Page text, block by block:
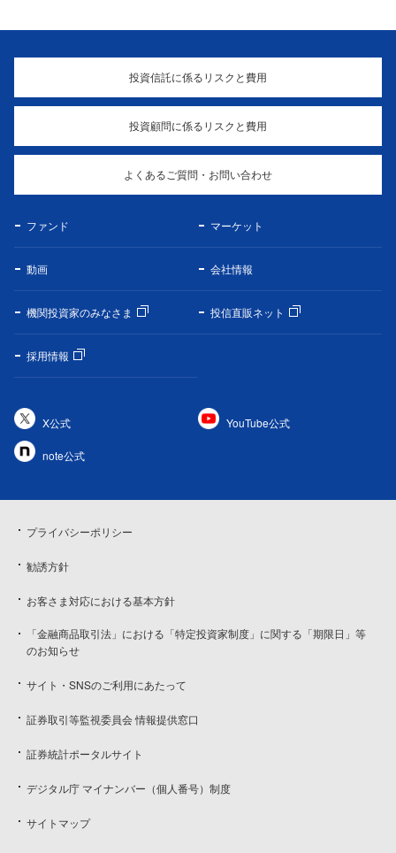
投資信託に係るリスクと費用
投資顧問に係るリスクと費用
よくあるご質問・お問い合わせ
ファンド マーケット
動画 会社情報
機関投資家のみなさま 投信直販ネット
採用情報
X公式 YouTube公式
note公式
プライバシーポリシー
勧誘方針
お客さま対応における基本方針
「金融商品取引法」における「特定投資家制度」に関する「期限日」等
のお知らせ
サイト・SNSのご利用にあたって
証券取引等監視委員会 情報提供窓口
証券統計ポータルサイト
デジタル庁 マイナンバー（個人番号）制度
サイトマップ